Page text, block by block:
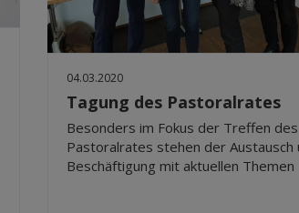
04.03.2020
Tagung des Pastoralrates
Besonders im Fokus der Treffen des
Pastoralrates stehen der Austausch
Beschäftigung mit aktuellen Themen